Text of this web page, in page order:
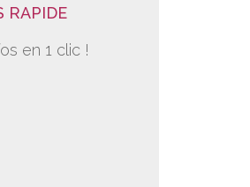
RAPIDE
en 1 clic !